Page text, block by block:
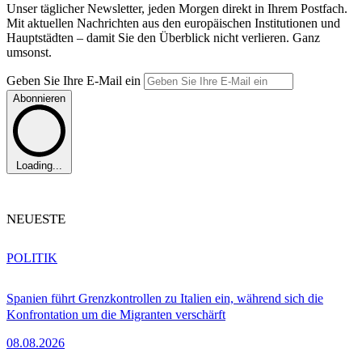
Unser täglicher Newsletter, jeden Morgen direkt in Ihrem Postfach.
Mit aktuellen Nachrichten aus den europäischen Institutionen und
Hauptstädten – damit Sie den Überblick nicht verlieren. Ganz
umsonst.
Geben Sie Ihre E-Mail ein
Abonnieren
Loading...
NEUESTE
Spanien führt Grenzkontrollen zu Italien ein, während sich die
Konfrontation um die Migranten verschärft
08.08.2026
POLITIK